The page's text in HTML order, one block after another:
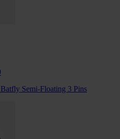
Semi-Floating 3 Pins